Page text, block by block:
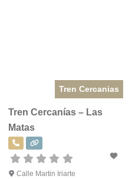
Tren Cercanias
Tren Cercanías – Las
Matas
Calle Martin Iriarte